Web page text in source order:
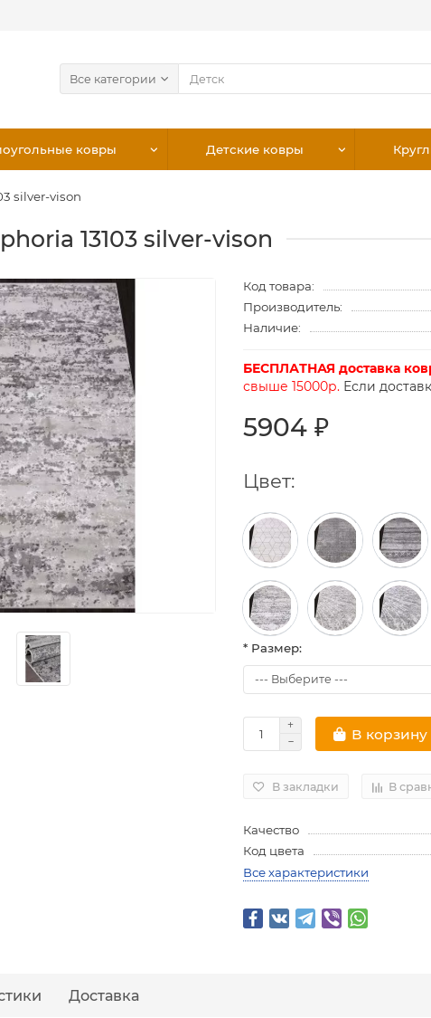
Все категории
ковры Детские ковры
silver-vison
13103 silver-vison
Код товара:
Производитель:
Наличие:
БЕСПЛАТНАЯ доставка
свыше 15000р. Если
5904 ₽
Цвет:
* Размер:
В корзину
В закладки В
Качество
Код цвета
Все характеристики
Доставка